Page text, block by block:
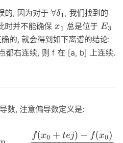
的, 因为对于 ∀δ1, 我们找到的
时并不能确保 x1 总是位于 E3
的, 就会得到如下离谱的结论:
都右连续, 则 f 在 [a, b] 上连续.
数, 注意偏导数定义是:
ej∈Ef (x0+tej )−f (x0)t